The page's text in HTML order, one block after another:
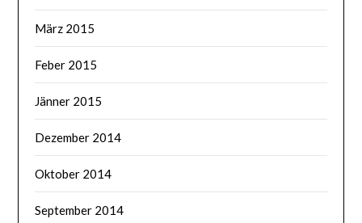
März 2015
Feber 2015
Jänner 2015
Dezember 2014
Oktober 2014
September 2014